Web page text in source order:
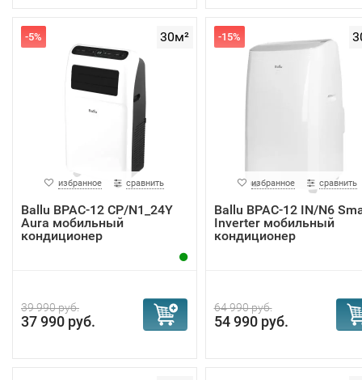
30м²
-5%
избранное сравнить
Ballu BPAC-12 CP/N1_24Y
Aura мобильный
кондиционер
39 990 руб.
37 990 руб.
-15%
избранное сравнить
Ballu BPAC-12 IN/N6
Inverter мобильный
кондиционер
64 990 руб.
54 990 руб.